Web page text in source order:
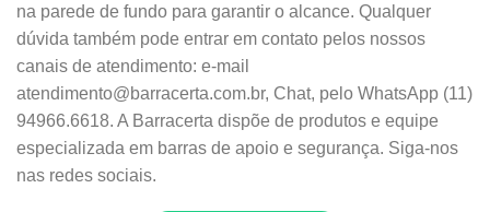
na parede de fundo para garantir o alcance. Qualquer
dúvida também pode entrar em contato pelos nossos
canais de atendimento: e-mail
atendimento@barracerta.com.br, Chat, pelo WhatsApp (11)
94966.6618. A Barracerta dispõe de produtos e equipe
especializada em barras de apoio e segurança. Siga-nos
nas redes sociais.